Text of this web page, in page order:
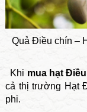
Quả Điều chín –
Khi mua hạt Điều
cả thị trường Hạt
phi.